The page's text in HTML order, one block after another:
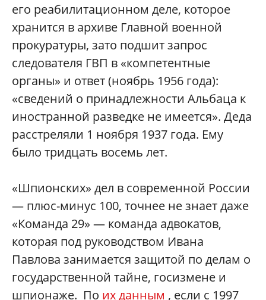
его реабилитационном деле, которое
хранится в архиве Главной военной
прокуратуры, зато подшит запрос
следователя ГВП в «компетентные
органы» и ответ (ноябрь 1956 года):
«сведений о принадлежности Альбаца к
иностранной разведке не имеется». Деда
расстреляли 1 ноября 1937 года. Ему
было тридцать восемь лет.
«Шпионских» дел в современной России
— плюс-минус 100, точнее не знает даже
«Команда 29» — команда адвокатов,
которая под руководством Ивана
Павлова занимается защитой по делам о
государственной тайне, госизмене и
шпионаже. По их данным , если с 1997